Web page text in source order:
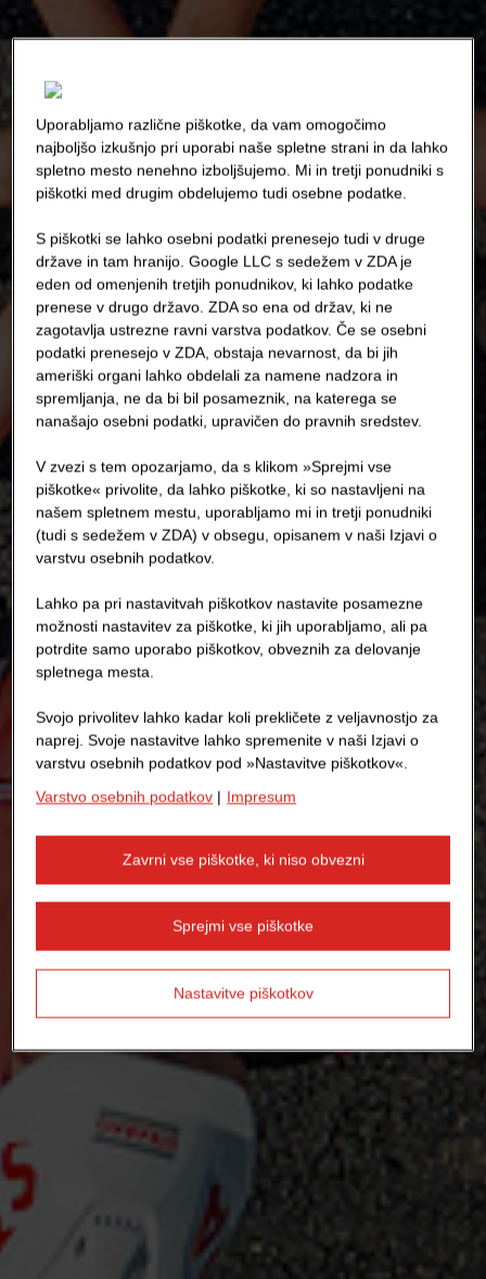
Uporabljamo različne piškotke, da vam omogočimo
najboljšo izkušnjo pri uporabi naše spletne strani in da lahko
spletno mesto nenehno izboljšujemo. Mi in tretji ponudniki s
piškotki med drugim obdelujemo tudi osebne podatke.
S piškotki se lahko osebni podatki prenesejo tudi v druge
države in tam hranijo. Google LLC s sedežem v ZDA je
eden od omenjenih tretjih ponudnikov, ki lahko podatke
prenese v drugo državo. ZDA so ena od držav, ki ne
zagotavlja ustrezne ravni varstva podatkov. Če se osebni
podatki prenesejo v ZDA, obstaja nevarnost, da bi jih
ameriški organi lahko obdelali za namene nadzora in
spremljanja, ne da bi bil posameznik, na katerega se
nanašajo osebni podatki, upravičen do pravnih sredstev.
V zvezi s tem opozarjamo, da s klikom »Sprejmi vse
piškotke« privolite, da lahko piškotke, ki so nastavljeni na
našem spletnem mestu, uporabljamo mi in tretji ponudniki
(tudi s sedežem v ZDA) v obsegu, opisanem v naši Izjavi o
varstvu osebnih podatkov.
Lahko pa pri nastavitvah piškotkov nastavite posamezne
možnosti nastavitev za piškotke, ki jih uporabljamo, ali pa
potrdite samo uporabo piškotkov, obveznih za delovanje
spletnega mesta.
Svojo privolitev lahko kadar koli prekličete z veljavnostjo za
naprej. Svoje nastavitve lahko spremenite v naši Izjavi o
varstvu osebnih podatkov pod »Nastavitve piškotkov«.
Varstvo osebnih podatkov | Impresum
Zavrni vse piškotke, ki niso obvezni
Sprejmi vse piškotke
Nastavitve piškotkov